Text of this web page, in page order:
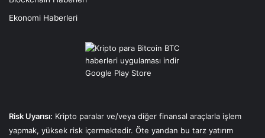
Ekonomi Haberleri
Risk Uyarısı: Kripto paralar ve/veya diğer finansal araçlarla işlem
yapmak, yüksek risk içermektedir. Öte yandan bu tarz yatırım